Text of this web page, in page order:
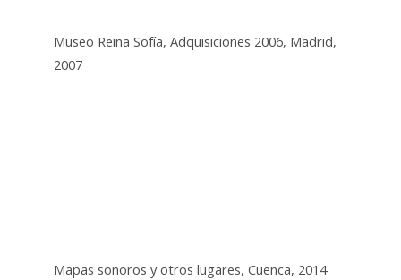
Museo Reina Sofía, Adquisiciones 2006, Madrid,
2007
Mapas sonoros y otros lugares, Cuenca, 2014